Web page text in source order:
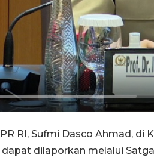
RI, Sufmi Dasco Ahmad,
dilaporkan melalui